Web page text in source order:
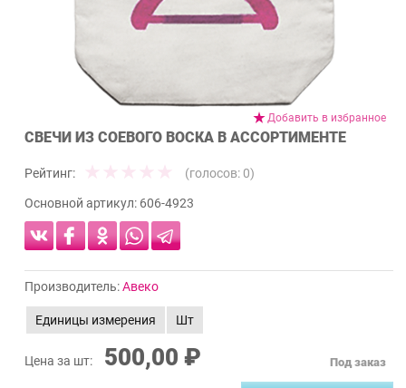
Добавить в избранное
СВЕЧИ ИЗ СОЕВОГО ВОСКА В АССОРТИМЕНТЕ
Рейтинг: (голосов: 0)
Основной артикул: 606-4923
Производитель:Авеко
Единицы измерения Шт
Цена за шт: 500,00 ₽ Под заказ